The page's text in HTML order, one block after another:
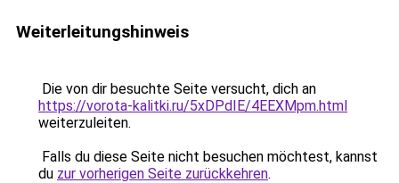
Weiterleitungshinweis
Die von dir besuchte Seite versucht, dich an
https://vorota-kalitki.ru/5xDPdIE/4EEXMpm.html
weiterzuleiten.
Falls du diese Seite nicht besuchen möchtest, kannst
du zur vorherigen Seite zurückkehren.